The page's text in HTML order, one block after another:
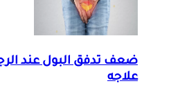
ضعف تدفق البول عند
علاجه